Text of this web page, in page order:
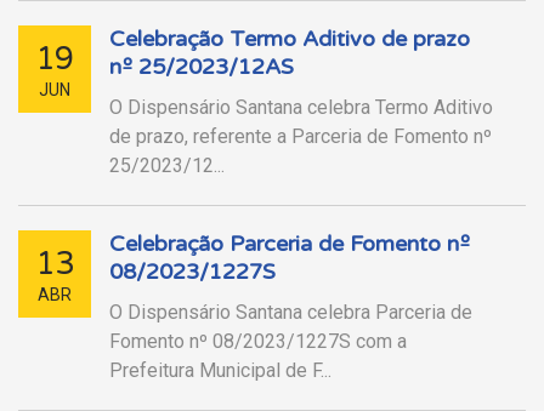
19
JUN
Celebração Termo Aditivo de prazo
nº 25/2023/12AS
O Dispensário Santana celebra Termo Aditivo
de prazo, referente a Parceria de Fomento nº
25/2023/12...
13
ABR
Celebração Parceria de Fomento nº
08/2023/1227S
O Dispensário Santana celebra Parceria de
Fomento nº 08/2023/1227S com a
Prefeitura Municipal de F...